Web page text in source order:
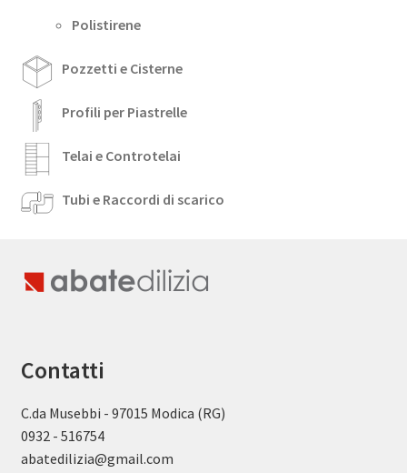
Polistirene
Pozzetti e Cisterne
Profili per Piastrelle
Telai e Controtelai
Tubi e Raccordi di scarico
Contatti
C.da Musebbi - 97015 Modica (RG)
0932 - 516754
abatedilizia@gmail.com